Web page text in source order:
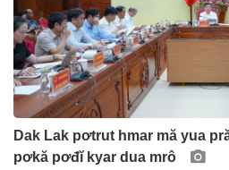
Dak Lak pơtrut hmar mă yua
pơkă pơđĭ kyar dua mrô